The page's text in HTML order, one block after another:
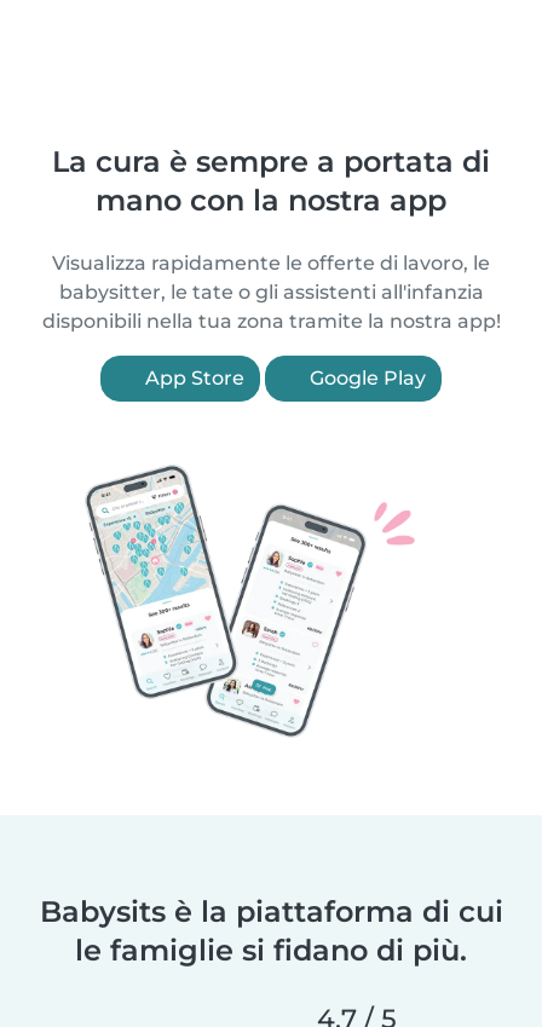
La cura è sempre a portata di
mano con la nostra app
Visualizza rapidamente le offerte di lavoro, le
babysitter, le tate o gli assistenti all'infanzia
disponibili nella tua zona tramite la nostra app!
App Store Google Play
Babysits è la piattaforma di cui
le famiglie si fidano di più.
4,7 / 5